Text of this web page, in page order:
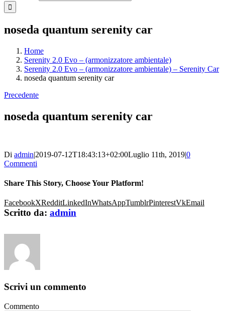
noseda quantum serenity car
Home
Serenity 2.0 Evo – (armonizzatore ambientale)
Serenity 2.0 Evo – (armonizzatore ambientale) – Serenity Car
noseda quantum serenity car
Precedente
noseda quantum serenity car
Di admin|2019-07-12T18:43:13+02:00Luglio 11th, 2019|0
Commenti
Share This Story, Choose Your Platform!
FacebookXRedditLinkedInWhatsAppTumblrPinterestVkEmail
Scritto da: admin
Scrivi un commento
Commento